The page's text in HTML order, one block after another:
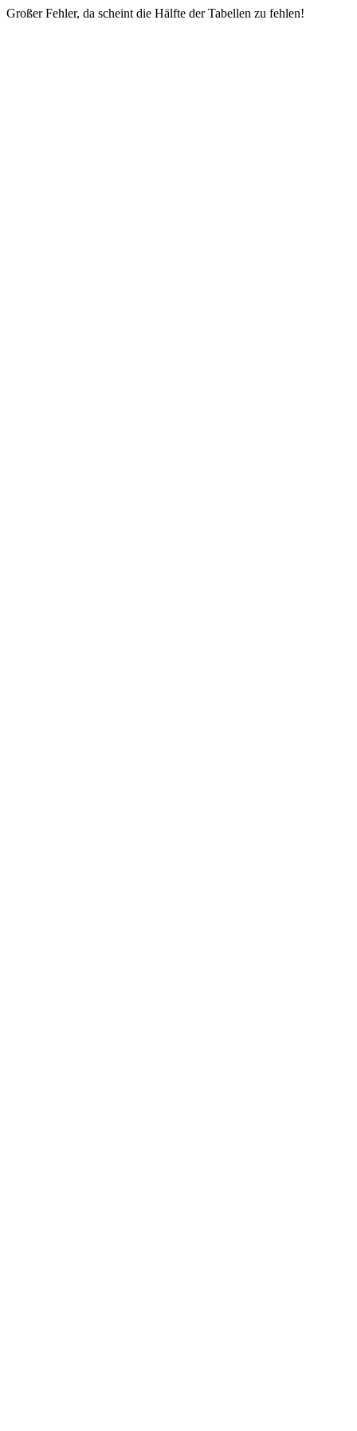
Großer Fehler, da scheint die Hälfte der Tabellen zu fehlen!